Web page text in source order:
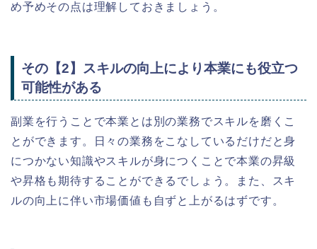
め予めその点は理解しておきましょう。
その【2】スキルの向上により本業にも役立つ
可能性がある
副業を行うことで本業とは別の業務でスキルを磨くこ
とができます。日々の業務をこなしているだけだと身
につかない知識やスキルが身につくことで本業の昇級
や昇格も期待することができるでしょう。また、スキ
ルの向上に伴い市場価値も自ずと上がるはずです。